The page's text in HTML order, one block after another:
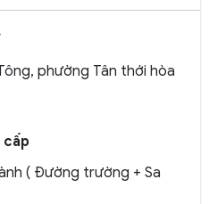
phường Tân thới hòa
cấp
( Đường trường + Sa